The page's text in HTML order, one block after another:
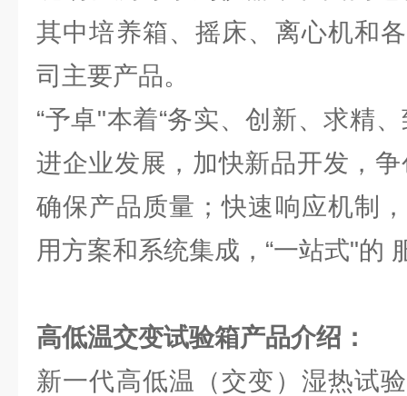
其中培养箱、摇床、离心机和
司主要产品。
“予卓"本着“务实、创新、求精
进企业发展，加快新品开发，
确保产品质量；快速响应机制
用方案和系统集成，“一站式"的
高低温交变试验箱产品介绍：
新一代高低温（交变）湿热试